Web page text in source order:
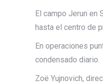
El campo Jerun en
hasta el centro de
En operaciones
condensado diario.
Zoë Yujnovich,